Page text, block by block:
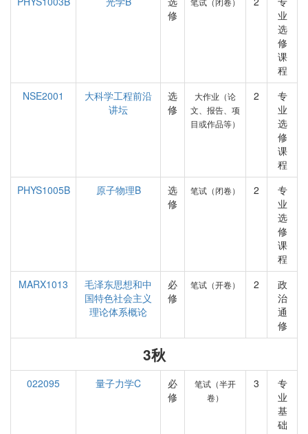
修
业
选
修
课
程
NSE2001
大科学工程前沿
讲坛
选
修
大作业（论
文、报告、项
目或作品等）
2
专
业
选
修
课
程
PHYS1005B
原子物理B
选
修
笔试（闭卷） 2
专
业
选
修
课
程
MARX1013
毛泽东思想和中
国特色社会主义
理论体系概论
必
修
笔试（开卷） 2
政
治
通
修
3秋
022095 量子力学C
必
修
笔试（半开
卷）
3
专
业
基
础